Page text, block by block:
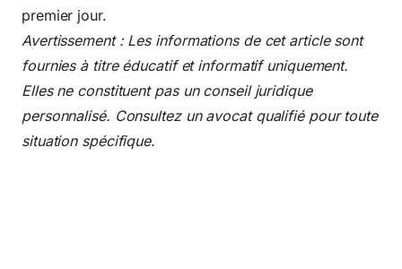
premier jour.
Avertissement : Les informations de cet article sont
fournies à titre éducatif et informatif uniquement.
Elles ne constituent pas un conseil juridique
personnalisé. Consultez un avocat qualifié pour toute
situation spécifique.